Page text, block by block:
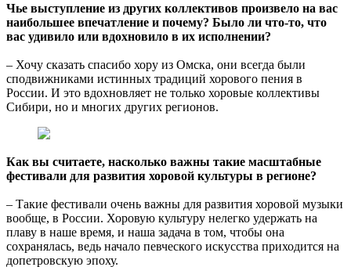
Чье выступление из других коллективов произвело на вас
наибольшее впечатление и почему? Было ли что-то, что
вас удивило или вдохновило в их исполнении?
– Хочу сказать спасибо хору из Омска, они всегда были
сподвижниками истинных традиций хорового пения в
России. И это вдохновляет не только хоровые коллективы
Сибири, но и многих других регионов.
Как вы считаете, насколько важны такие масштабные
фестивали для развития хоровой культуры в регионе?
– Такие фестивали очень важны для развития хоровой музыки
вообще, в России. Хоровую культуру нелегко удержать на
плаву в наше время, и наша задача в том, чтобы она
сохранялась, ведь начало певческого искусства приходится на
допетровскую эпоху.